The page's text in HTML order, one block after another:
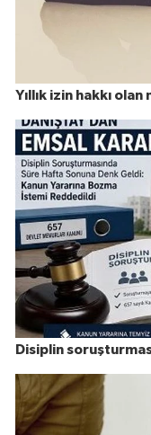
Yıllık izin hakkı
Disiplin